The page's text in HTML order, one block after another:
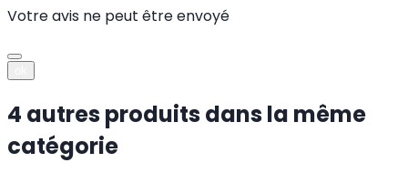
Votre avis ne peut être envoyé
4 autres produits dans la même
catégorie